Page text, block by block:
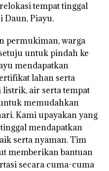
tempat tinggal
Daun, Piayu.
permukiman, warga
untuk pindah ke
mendapatkan
lahan serta
air serta tempat
memudahkan
Kami upayakan yang
mendapatkan
serta nyaman. Tim
memberikan bantuan
secara cuma-cuma